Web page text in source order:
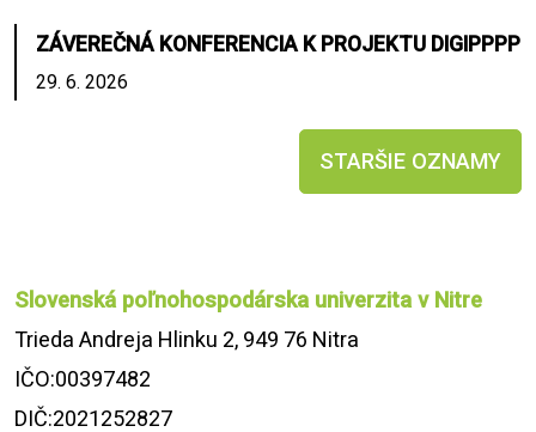
ZÁVEREČNÁ KONFERENCIA K PROJEKTU DIGIPPPP
29. 6. 2026
STARŠIE OZNAMY
Slovenská poľnohospodárska univerzita v Nitre
Trieda Andreja Hlinku 2, 949 76 Nitra
IČO:00397482
DIČ:2021252827